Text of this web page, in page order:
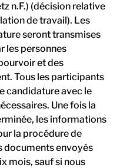
n.F.) (décision relative
de travail). Les
seront transmises
les personnes
et des
Tous les participants
candidature avec le
Une fois la
les informations
la procédure de
documents envoyés
mois, sauf si nous